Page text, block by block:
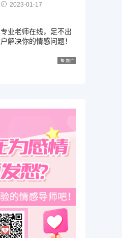
2023-01-17
专业老师在线，足不出
户解决你的情感问题！